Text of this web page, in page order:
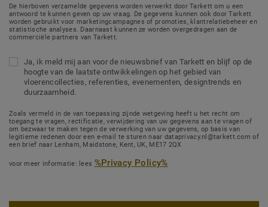
De hierboven verzamelde gegevens worden verwerkt door Tarkett om u een
antwoord te kunnen geven op uw vraag. De gegevens kunnen ook door Tarkett
worden gebruikt voor marketingcampagnes of promoties, klantrelatiebeheer en
statistische analyses. Daarnaast kunnen ze worden overgedragen aan de
commerciële partners van Tarkett.
Ja, ik meld mij aan voor de nieuwsbrief van Tarkett en blijf op de
hoogte van de laatste ontwikkelingen op het gebied van
vloerencollecties, referenties, evenementen, designtrends en
duurzaamheid.
Zoals vermeld in de van toepassing zijnde wetgeving heeft u het recht om
toegang te vragen, rectificatie, verwijdering van uw gegevens aan te vragen of
om bezwaar te maken tegen de verwerking van uw gegevens, op basis van
legitieme redenen door een e-mail te sturen naar dataprivacy.nl@tarkett.com of
een brief naar Lenham, Maidstone, Kent, UK, ME17 2QX
voor meer informatie: lees %Privacy Policy%